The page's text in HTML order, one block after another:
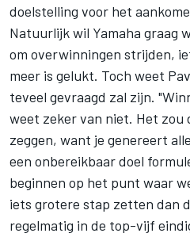
doelstelling voor het
Natuurlijk wil Yamaha graag
om overwinningen strijden,
meer is gelukt. Toch weet
teveel gevraagd zal zijn.
weet zeker van niet. Het zou
zeggen, want je genereert
een onbereikbaar doel
beginnen op het punt waar
iets grotere stap zetten dan
regelmatig in de top-vijf